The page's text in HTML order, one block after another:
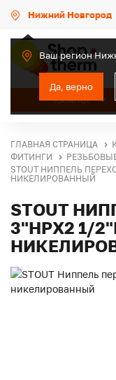
Нижний Новгород
Ваш регион
Да, верно
КАТАЛОГ
ГЛАВНАЯ СТРАНИЦА
ФИТИНГИ
STOUT НИППЕЛЬ
НИКЕЛИРОВАННЫЙ
STOUT
3"НРX2 1/